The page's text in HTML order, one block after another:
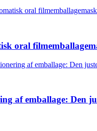
oral
af emballage: Den